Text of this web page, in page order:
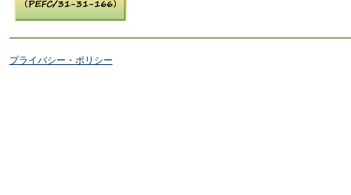
プライバシー・ポリシー